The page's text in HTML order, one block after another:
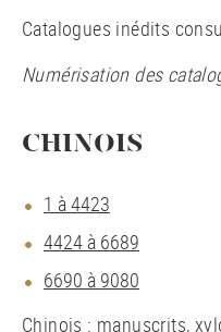
Catalogues inédits
Numérisation des
CHINOIS
1 à 4423
4424 à 6689
6690 à 9080
Chinois : manuscrits,